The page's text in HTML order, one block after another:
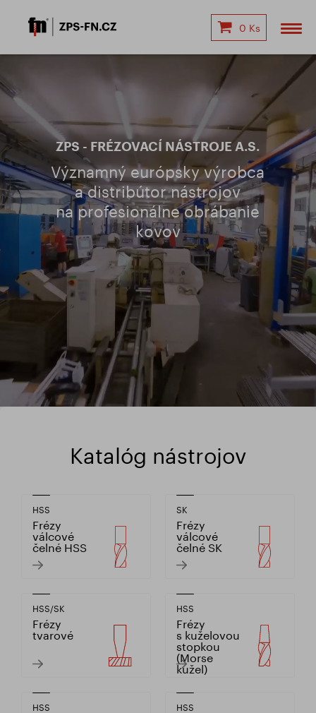
0 Ks
ZPS - FRÉZOVACÍ NÁSTROJE A.S.
Významný európsky výrobca
a distribútor nástrojov
na profesionálne obrábanie
kovov
Katalóg nástrojov
HSS
Frézy
válcové
čelné HSS
SK
Frézy
válcové
čelné SK
HSS/SK
Frézy
tvarové
HSS
Frézy
s kuželovou
stopkou
(Morse
kužel)
HSS HSS